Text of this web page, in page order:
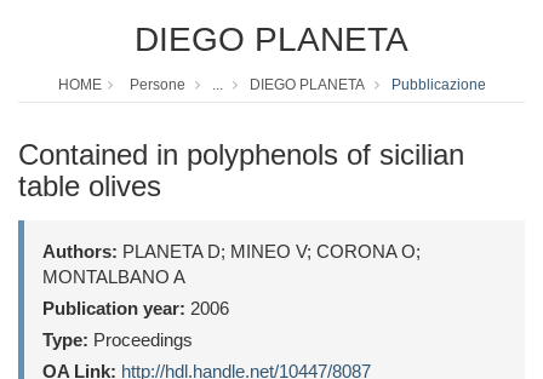
DIEGO PLANETA
HOME Persone ... DIEGO PLANETA Pubblicazione
Contained in polyphenols of sicilian
table olives
Authors: PLANETA D; MINEO V; CORONA O;
MONTALBANO A
Publication year: 2006
Type: Proceedings
OA Link: http://hdl.handle.net/10447/8087